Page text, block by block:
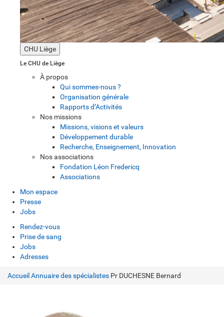
CHU Liège
Le CHU de Liège
À propos
Qui sommes-nous ?
Organisation générale
Rapports d’Activités
Nos missions
Missions, visions et valeurs
Développement durable
Recherche, Enseignement, Innovation
Nos associations
Fondation Léon Fredericq
Associations
Mon espace
Presse
Jobs
Rendez-vous
Prise de sang
Jobs
Adresses
Accueil Annuaire des spécialistes Pr DUCHESNE Bernard